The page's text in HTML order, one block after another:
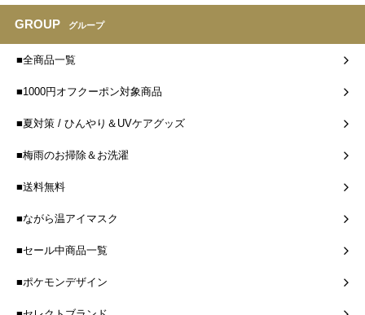
GROUP グループ
■全商品一覧
■1000円オフクーポン対象商品
■夏対策 / ひんやり＆UVケアグッズ
■梅雨のお掃除＆お洗濯
■送料無料
■ながら温アイマスク
■セール中商品一覧
■ポケモンデザイン